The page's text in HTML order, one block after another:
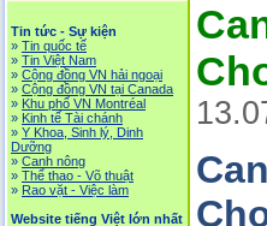
Tin tức - Sự kiện
» Tin quốc tế
» Tin Việt Nam
» Cộng đồng VN hải ngoại
» Cộng đồng VN tại Canada
» Khu phố VN Montréal
» Kinh tế Tài chánh
» Y Khoa, Sinh lý, Dinh
Dưỡng
» Canh nông
» Thể thao - Võ thuật
» Rao vặt - Việc làm
Website tiếng Việt lớn nhất